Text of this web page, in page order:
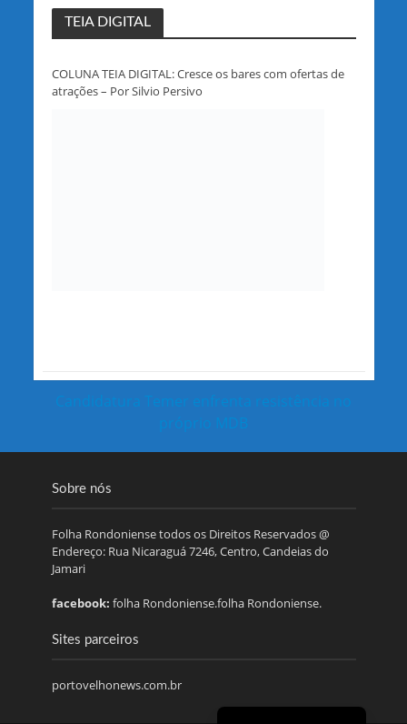
TEIA DIGITAL
COLUNA TEIA DIGITAL: Cresce os bares com ofertas de
atrações – Por Silvio Persivo
Candidatura Temer enfrenta resistência no
próprio MDB
Sobre nós
Folha Rondoniense todos os Direitos Reservados @
Endereço: Rua Nicaraguá 7246, Centro, Candeias do
Jamari
facebook: folha Rondoniense.folha Rondoniense.
Sites parceiros
portovelhonews.com.br